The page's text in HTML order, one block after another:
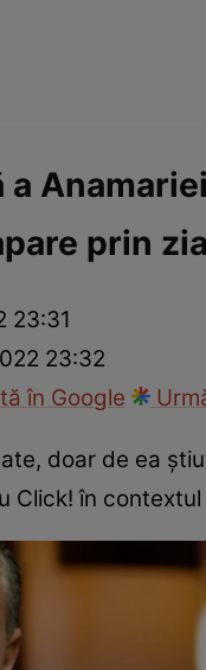
prin
23:31
23:32
în Google
doar de ea
în